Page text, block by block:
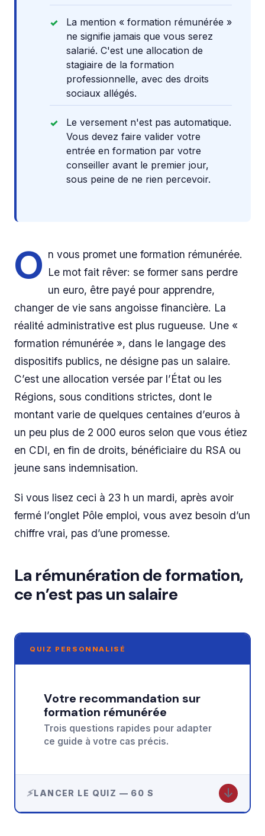
La mention « formation rémunérée »
ne signifie jamais que vous serez
salarié. C'est une allocation de
stagiaire de la formation
professionnelle, avec des droits
sociaux allégés.
Le versement n'est pas automatique.
Vous devez faire valider votre
entrée en formation par votre
conseiller avant le premier jour,
sous peine de ne rien percevoir.
O n vous promet une formation rémunérée.
Le mot fait rêver: se former sans perdre
un euro, être payé pour apprendre,
changer de vie sans angoisse financière. La
réalité administrative est plus rugueuse. Une «
formation rémunérée », dans le langage des
dispositifs publics, ne désigne pas un salaire.
C’est une allocation versée par l’État ou les
Régions, sous conditions strictes, dont le
montant varie de quelques centaines d’euros à
un peu plus de 2 000 euros selon que vous étiez
en CDI, en fin de droits, bénéficiaire du RSA ou
jeune sans indemnisation.
Si vous lisez ceci à 23 h un mardi, après avoir
fermé l’onglet Pôle emploi, vous avez besoin d’un
chiffre vrai, pas d’une promesse.
La rémunération de formation,
ce n’est pas un salaire
QUIZ PERSONNALISÉ
Votre recommandation sur
formation rémunérée
Trois questions rapides pour adapter
ce guide à votre cas précis.
LANCER LE QUIZ — 60 S ↓